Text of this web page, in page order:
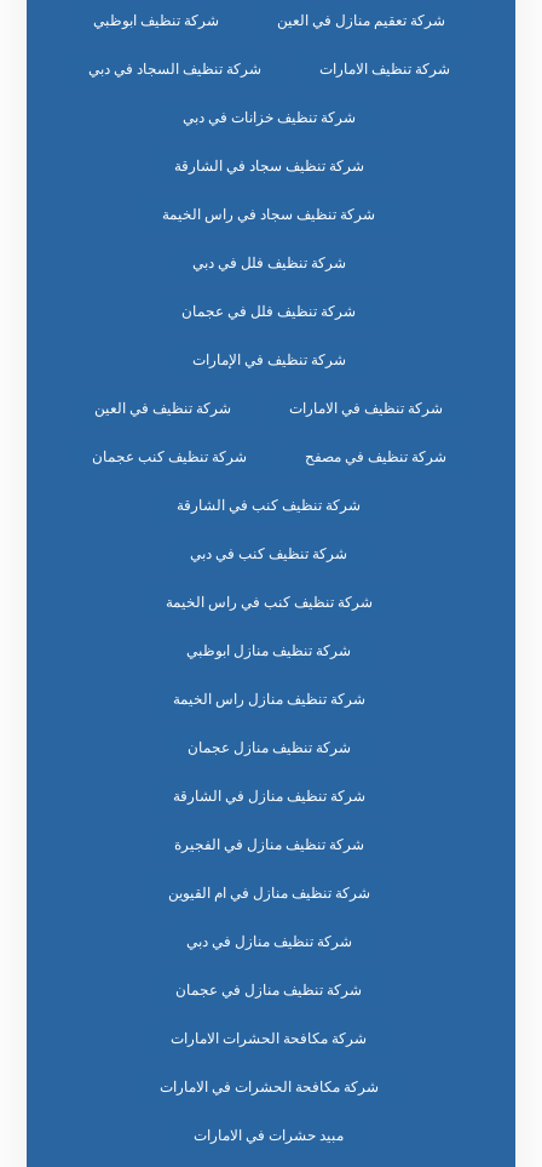
شركة تعقيم منازل في العين شركة تنظيف ابوظبي
شركة تنظيف الامارات شركة تنظيف السجاد في دبي
شركة تنظيف خزانات في دبي
شركة تنظيف سجاد في الشارقة
شركة تنظيف سجاد في راس الخيمة
شركة تنظيف فلل في دبي
شركة تنظيف فلل في عجمان
شركة تنظيف في الإمارات
شركة تنظيف في الامارات شركة تنظيف في العين
شركة تنظيف في مصفح شركة تنظيف كنب عجمان
شركة تنظيف كنب في الشارقة
شركة تنظيف كنب في دبي
شركة تنظيف كنب في راس الخيمة
شركة تنظيف منازل ابوظبي
شركة تنظيف منازل راس الخيمة
شركة تنظيف منازل عجمان
شركة تنظيف منازل في الشارقة
شركة تنظيف منازل في الفجيرة
شركة تنظيف منازل في ام القيوين
شركة تنظيف منازل في دبي
شركة تنظيف منازل في عجمان
شركة مكافحة الحشرات الامارات
شركة مكافحة الحشرات في الامارات
مبيد حشرات في الامارات